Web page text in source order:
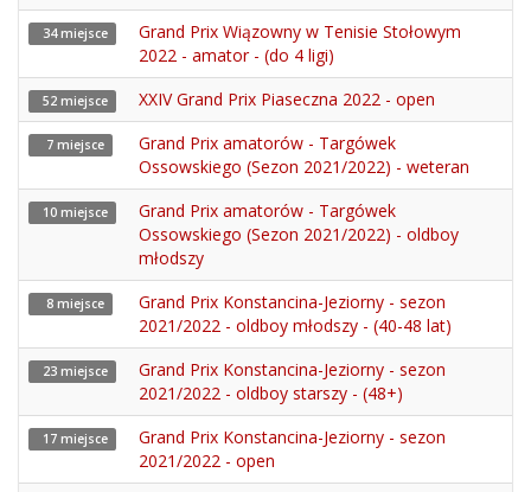
34 miejsce
Grand Prix Wiązowny w Tenisie Stołowym
2022 - amator - (do 4 ligi)
52 miejsce XXIV Grand Prix Piaseczna 2022 - open
7 miejsce
Grand Prix amatorów - Targówek
Ossowskiego (Sezon 2021/2022) - weteran
10 miejsce
Grand Prix amatorów - Targówek
Ossowskiego (Sezon 2021/2022) - oldboy
młodszy
8 miejsce
Grand Prix Konstancina-Jeziorny - sezon
2021/2022 - oldboy młodszy - (40-48 lat)
23 miejsce
Grand Prix Konstancina-Jeziorny - sezon
2021/2022 - oldboy starszy - (48+)
17 miejsce
Grand Prix Konstancina-Jeziorny - sezon
2021/2022 - open